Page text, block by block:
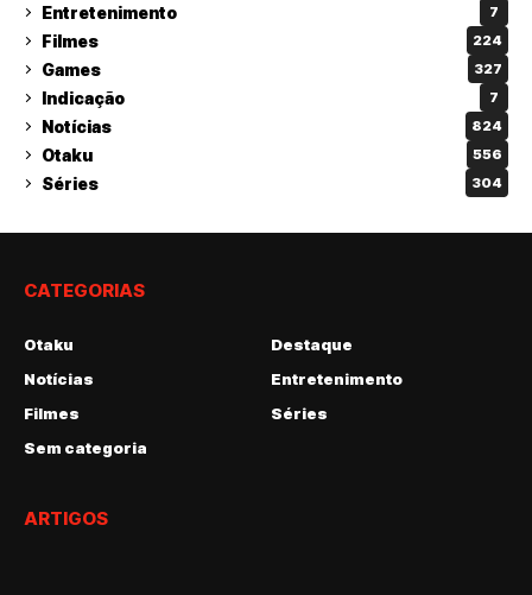
Entretenimento 7
Filmes 224
Games 327
Indicação 7
Notícias 824
Otaku 556
Séries 304
CATEGORIAS
Otaku
Destaque
Notícias
Entretenimento
Filmes
Séries
Sem categoria
ARTIGOS